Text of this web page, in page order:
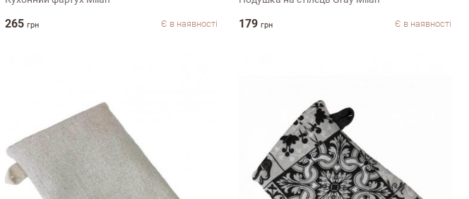
265 грн Є в наявності 179 грн Є в наявності